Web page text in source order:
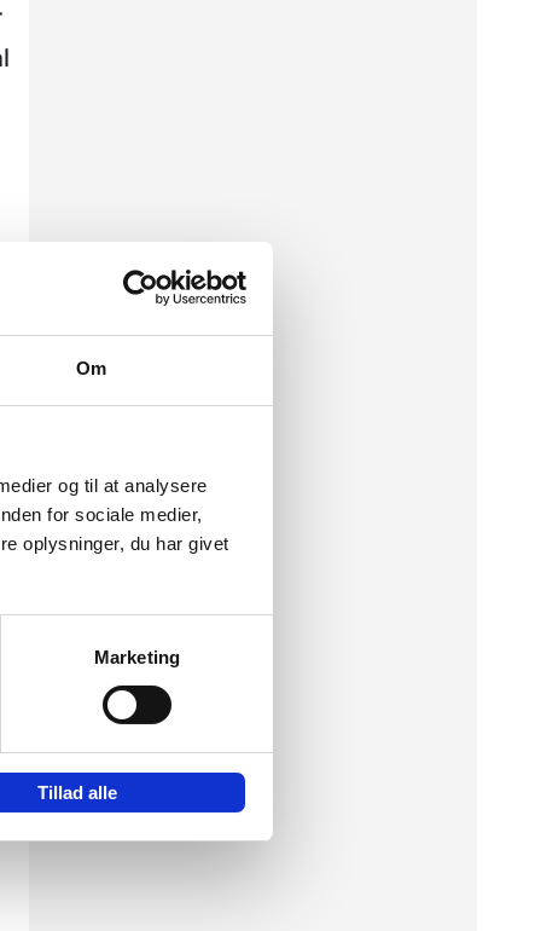
Om
og til at analysere
for sociale medier,
oplysninger, du har givet
Marketing
Tillad alle